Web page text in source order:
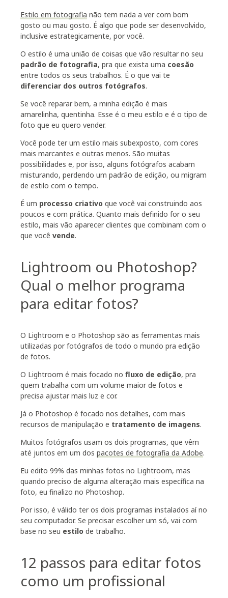
Estilo em fotografia não tem nada a ver com bom
gosto ou mau gosto. É algo que pode ser desenvolvido,
inclusive estrategicamente, por você.
O estilo é uma união de coisas que vão resultar no seu
padrão de fotografia, pra que exista uma coesão
entre todos os seus trabalhos. É o que vai te
diferenciar dos outros fotógrafos.
Se você reparar bem, a minha edição é mais
amarelinha, quentinha. Esse é o meu estilo e é o tipo de
foto que eu quero vender.
Você pode ter um estilo mais subexposto, com cores
mais marcantes e outras menos. São muitas
possibilidades e, por isso, alguns fotógrafos acabam
misturando, perdendo um padrão de edição, ou migram
de estilo com o tempo.
É um processo criativo que você vai construindo aos
poucos e com prática. Quanto mais definido for o seu
estilo, mais vão aparecer clientes que combinam com o
que você vende.
Lightroom ou Photoshop?
Qual o melhor programa
para editar fotos?
O Lightroom e o Photoshop são as ferramentas mais
utilizadas por fotógrafos de todo o mundo pra edição
de fotos.
O Lightroom é mais focado no fluxo de edição, pra
quem trabalha com um volume maior de fotos e
precisa ajustar mais luz e cor.
Já o Photoshop é focado nos detalhes, com mais
recursos de manipulação e tratamento de imagens.
Muitos fotógrafos usam os dois programas, que vêm
até juntos em um dos pacotes de fotografia da Adobe.
Eu edito 99% das minhas fotos no Lightroom, mas
quando preciso de alguma alteração mais específica na
foto, eu finalizo no Photoshop.
Por isso, é válido ter os dois programas instalados aí no
seu computador. Se precisar escolher um só, vai com
base no seu estilo de trabalho.
12 passos para editar fotos
como um profissional